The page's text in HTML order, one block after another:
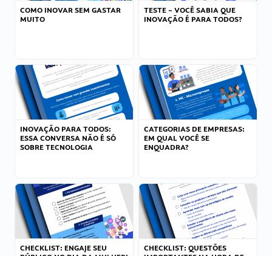
COMO INOVAR SEM GASTAR
MUITO
TESTE – VOCÊ SABIA QUE
INOVAÇÃO É PARA TODOS?
INOVAÇÃO PARA TODOS:
ESSA CONVERSA NÃO É SÓ
SOBRE TECNOLOGIA
CATEGORIAS DE EMPRESAS:
EM QUAL VOCÊ SE
ENQUADRA?
CHECKLIST: ENGAJE SEU
CHECKLIST: QUESTÕES